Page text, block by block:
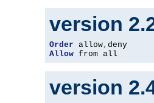
version
Order allow,
Allow from all
version